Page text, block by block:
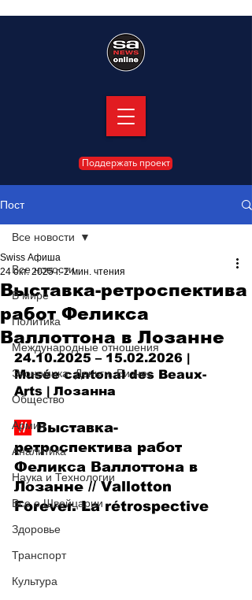
Поддержать проект
Пост
Все новости
В мире
Политика
Международные отношения
Экономика. Деньги. Бизнес
Общество
Армия
Аналитика
Наука и Технологии
Все о Швейцарии
Здоровье
Транспорт
Культура
Все новости
Выставка-ретроспектива
работ Феликса
Валлоттона в Лозанне
Swiss Афиша
24 окт. 2025 г. 2 мин. чтения
24.10.2025 – 15.02.2026 |
Musée cantonal des Beaux-
Arts | Лозанна
// Выставка-
ретроспектива работ
Феликса Валлоттона в
Лозанне // Vallotton
Forever. La rétrospective